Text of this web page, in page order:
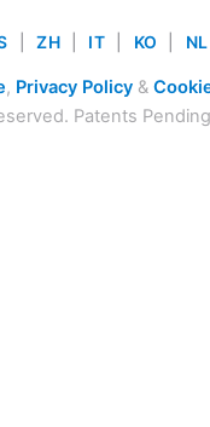
ZH IT KO NL
, Privacy Policy&
Patents